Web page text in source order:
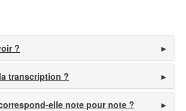
?
transcription ?
elle note pour note ?